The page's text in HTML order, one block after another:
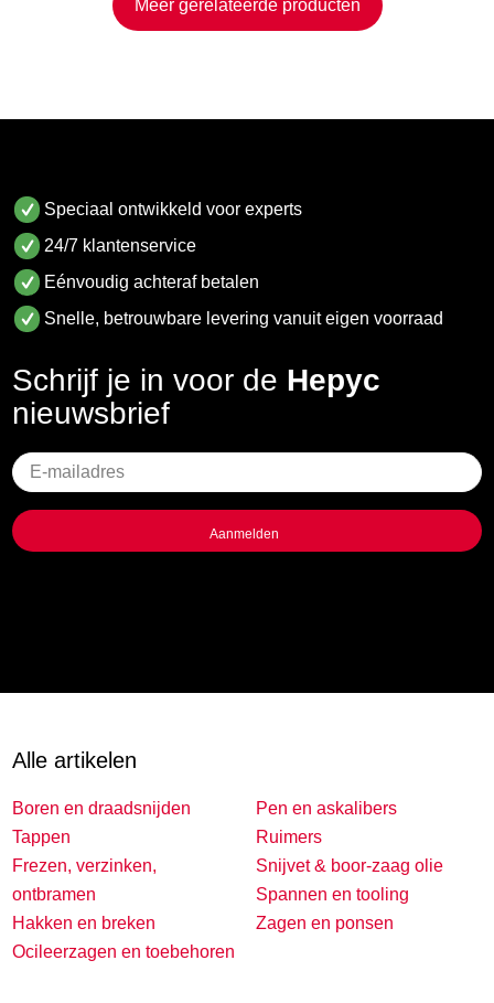
Meer gerelateerde producten
Speciaal ontwikkeld voor experts
24/7 klantenservice
Eénvoudig achteraf betalen
Snelle, betrouwbare levering vanuit eigen voorraad
Schrijf je in voor de Hepyc
nieuwsbrief
Geen
titel
Alle artikelen
Boren en draadsnijden
Tappen
Frezen, verzinken,
ontbramen
Hakken en breken
Ocileerzagen en toebehoren
Pen en askalibers
Ruimers
Snijvet & boor-zaag olie
Spannen en tooling
Zagen en ponsen